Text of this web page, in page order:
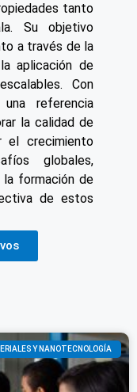
tanto
Su objetivo
a través de la
aplicación de
Con
referencia
la calidad de
el crecimiento
globales,
la formación de
de estos
Y NANOTECNOLOGÍA